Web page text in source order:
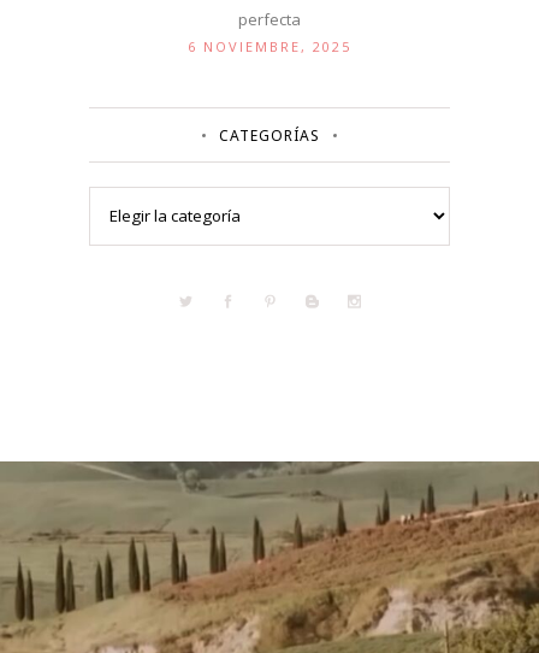
perfecta
6 NOVIEMBRE, 2025
CATEGORÍAS